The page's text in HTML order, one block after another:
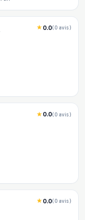
0.0(0 avis)
0.0(0 avis)
0.0(0 avis)